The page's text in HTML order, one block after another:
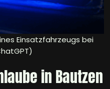
Einsatzfahrzeugs bei
in Bautzen